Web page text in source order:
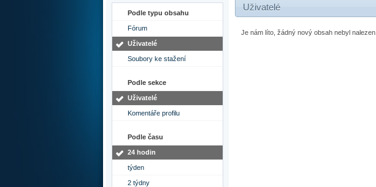
Podle typu obsahu
Fórum
Uživatelé
Soubory ke stažení
Podle sekce
Uživatelé
Komentáře profilu
Podle času
24 hodin
týden
2 týdny
Uživatelé
Je nám líto, žádný nový obsah nebyl nalezen.